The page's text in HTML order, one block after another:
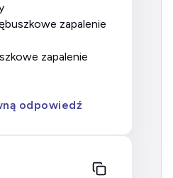
odpowiedź